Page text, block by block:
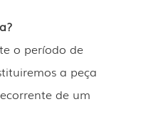
o período de
a peça
de um